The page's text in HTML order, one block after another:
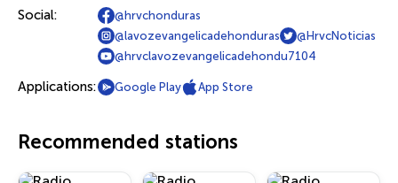
Social:
@hrvchonduras
@lavozevangelicadehonduras
@HrvcNoticias
@hrvclavozevangelicadehondu7104
Applications: Google Play App Store
Recommended stations